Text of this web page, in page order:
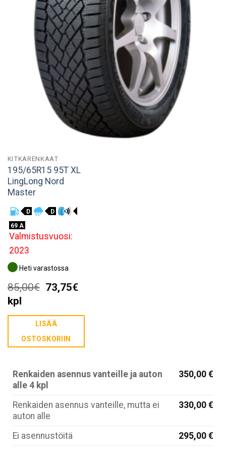
KITKARENKAAT
195/65R15 95T XL
LingLong Nord
Master
D
D
69 A
Valmistusvuosi:
2023
Heti varastossa
85,00€ Alkuperäinen
oli:
85,00€.
73,75€Nykyinen
on:
kpl
LISÄÄ
OSTOSKORIIN
Renkaiden asennus vanteille ja auton
alle 4 kpl
350,00 €
Renkaiden asennus vanteille, mutta ei
auton alle
330,00 €
Ei asennustöitä 295,00 €